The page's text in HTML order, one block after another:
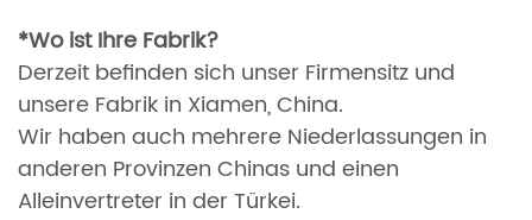
*Wo ist Ihre Fabrik?
Derzeit befinden sich unser Firmensitz und
unsere Fabrik in Xiamen, China.
Wir haben auch mehrere Niederlassungen in
anderen Provinzen Chinas und einen
Alleinvertreter in der Türkei.